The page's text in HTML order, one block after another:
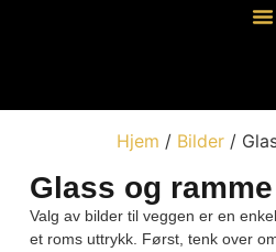
Hjem / Bilder/
Glass og ramme
Valg av bilder til veggen er en
et roms uttrykk. Først, tenk over